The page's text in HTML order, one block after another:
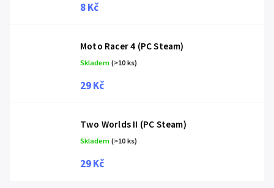
8 Kč
Moto Racer 4 (PC Steam)
Skladem(>10 ks)
29 Kč
Two Worlds II (PC Steam)
Skladem(>10 ks)
29 Kč